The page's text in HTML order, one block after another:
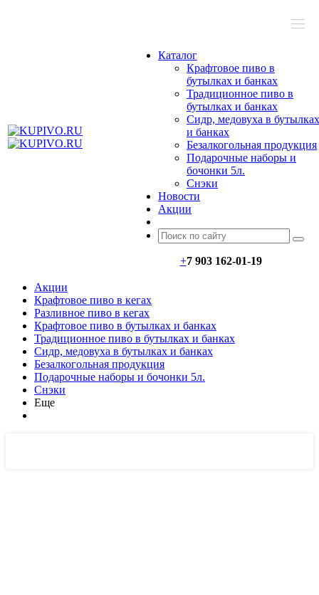
Каталог
Крафтовое пиво в
бутылках и банках
Традиционное пиво в
бутылках и банках
Сидр, медовуха в бутылках
и банках
Безалкогольная продукция
Подарочные наборы и
бочонки 5л.
Снэки
Новости
Акции
+7 903 162-01-19
Акции
Крафтовое пиво в кегах
Разливное пиво в кегах
Крафтовое пиво в бутылках и банках
Традиционное пиво в бутылках и банках
Сидр, медовуха в бутылках и банках
Безалкогольная продукция
Подарочные наборы и бочонки 5л.
Снэки
Еще